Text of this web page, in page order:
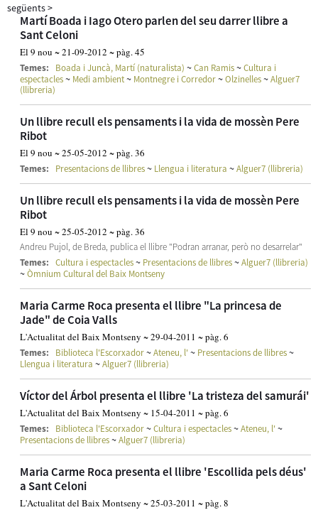
següents>
Martí Boada i Iago Otero parlen del seu darrer llibre a
Sant Celoni
El 9 nou ~ 21-09-2012 ~ pàg. 45
Temes: Boada i Juncà, Martí (naturalista) ~Can Ramis~Cultura i
espectacles~ Medi ambient~ Montnegre i Corredor~Olzinelles~Alguer7
(llibreria)
Un llibre recull els pensaments i la vida de mossèn Pere
Ribot
El 9 nou ~ 25-05-2012 ~ pàg. 36
Temes: Presentacions de llibres~ Llengua i literatura ~Alguer7 (llibreria)
Un llibre recull els pensaments i la vida de mossèn Pere
Ribot
El 9 nou ~ 25-05-2012 ~ pàg. 36
Andreu Pujol, de Breda, publica el llibre "Podran arranar, però no desarrelar"
Temes: Cultura i espectacles~ Presentacions de llibres~Alguer7 (llibreria)
~Òmnium Cultural del Baix Montseny
Maria Carme Roca presenta el llibre "La princesa de
Jade" de Coia Valls
L'Actualitat del Baix Montseny ~ 29-04-2011 ~ pàg. 6
Temes: Biblioteca l'Escorxador~Ateneu, l'~ Presentacions de llibres~
Llengua i literatura ~Alguer7 (llibreria)
Víctor del Árbol presenta el llibre 'La tristeza del samurái'
L'Actualitat del Baix Montseny ~ 15-04-2011 ~ pàg. 6
Temes: Biblioteca l'Escorxador~Cultura i espectacles~Ateneu, l'~
Presentacions de llibres~Alguer7 (llibreria)
Maria Carme Roca presenta el llibre 'Escollida pels déus'
a Sant Celoni
L'Actualitat del Baix Montseny ~ 25-03-2011 ~ pàg. 8